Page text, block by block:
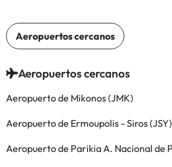
Aeropuertos cercanos
Aeropuerto de Mikonos (JMK)
Aeropuerto de Ermoupolis - Siros (JSY)
Aeropuerto de Parikia A. Nacional de